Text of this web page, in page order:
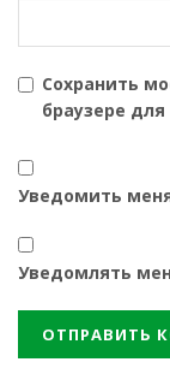
Сохранить
браузере
Уведомить
Уведомлять